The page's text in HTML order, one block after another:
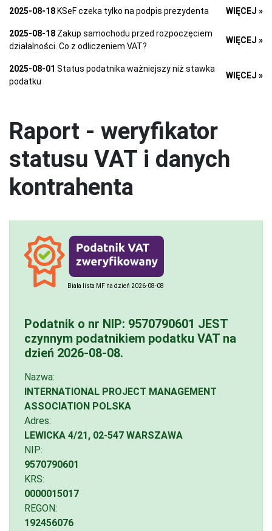
2025-08-18 KSeF czeka tylko na podpis prezydenta WIĘCEJ »
2025-08-18 Zakup samochodu przed rozpoczęciem
działalności. Co z odliczeniem VAT?
WIĘCEJ »
2025-08-01 Status podatnika ważniejszy niż stawka
podatku
WIĘCEJ »
Raport - weryfikator
statusu VAT i danych
kontrahenta
Biała lista MF na dzień 2026-08-08
Podatnik o nr NIP: 9570790601 JEST
czynnym podatnikiem podatku VAT na
dzień 2026-08-08.
Nazwa:
INTERNATIONAL PROJECT MANAGEMENT
ASSOCIATION POLSKA
Adres:
LEWICKA 4/21, 02-547 WARSZAWA
NIP:
9570790601
KRS:
0000015017
REGON:
192456076